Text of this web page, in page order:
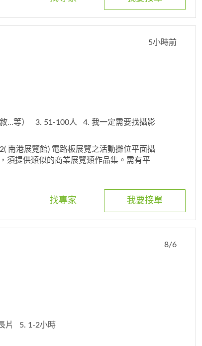
5小時前
...等） 3. 51-100人
4. 我一定需要找攝影
南港展覽館) 電路板展覽之活動攤位平面攝
須提供類似的商業展覽類作品集。需有平
我要接單
找專家
8/6
片
5. 1-2小時